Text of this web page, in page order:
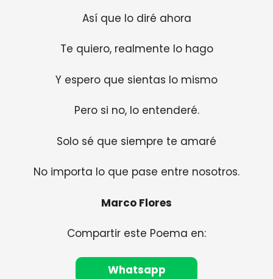
Así que lo diré ahora
Te quiero, realmente lo hago
Y espero que sientas lo mismo
Pero si no, lo entenderé.
Solo sé que siempre te amaré
No importa lo que pase entre nosotros.
Marco Flores
Compartir este Poema en:
Whatsapp